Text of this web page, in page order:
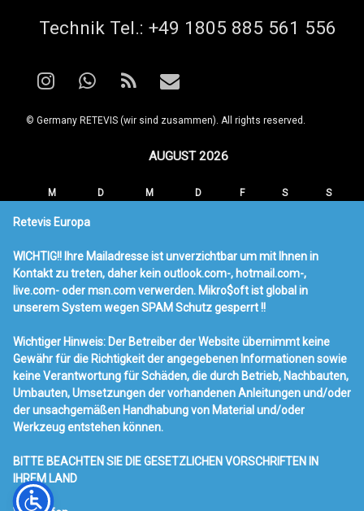
Retevis Europa
WICHTIG!! Ihre Mailadresse ist unverzichtbar um mit Ihnen in
Kontakt zu treten, daher kein outlook.com-, hotmail.com-,
live.com- oder msn.com verwerden. Mikro$oft ist global in
unserem System wegen SPAM Schutz gesperrt !!
Wichtiger Hinweis: Der Betreiber der Website übernimmt keine
Gewähr für die Richtigkeit der angegebenen Informationen sowie
keine Verantwortung für Schäden, die durch Betrieb, Nachbauten,
Umbauten, Umsetzungen der vorhandenen Anleitungen und/oder
der unsachgemäßen Handhabung von Material und/oder
Werkzeug entstehen können.
BITTE BEACHTEN SIE DIE GESETZLICHEN VORSCHRIFTEN IN
IHREM LAND
Tel:
Technik Tel.: +49 1805 885 561 556
Instagram
WhatsApp
RSS E-mail
© Germany RETEVIS (wir sind zusammen). All rights reserved.
AUGUST 2026
M D M D F S S
10 11 12 13 14 15
17 18 19 20 21 22
24 25 26 27 28 29
31
« MÄRZ
Neueste Beiträge
Ailunce HA1UV Amateurfunk
Radio Werbung
Retevis RT73 Mobilfunk mit DMR
Messe Weser-Ems-Ausstellung in Aurich